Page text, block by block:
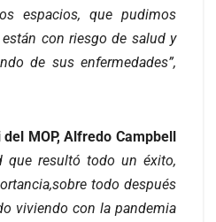
espacios, que pudimos
con riesgo de salud y
de sus enfermedades”,
del MOP, Alfredo Campbell
que resultó todo un éxito,
todo después
viviendo con la pandemia